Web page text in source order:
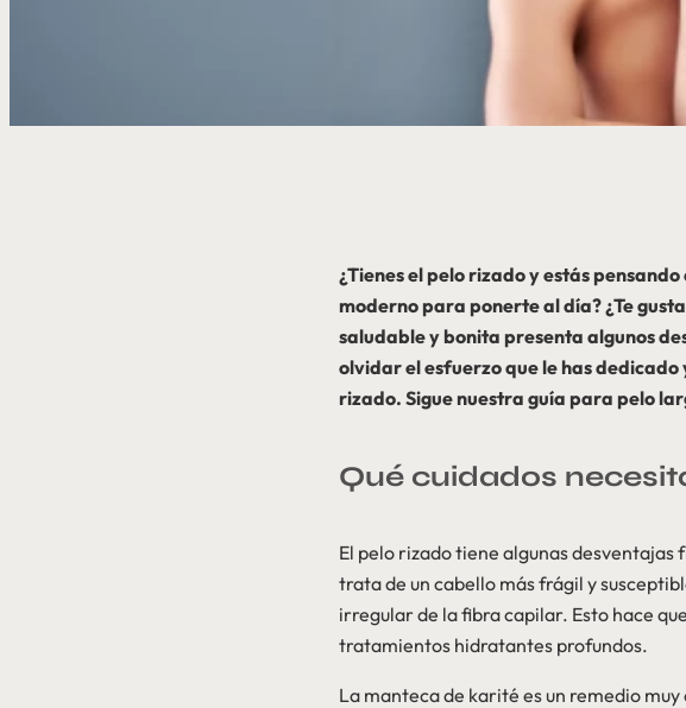
¿Tienes el pelo rizado y estás
moderno para ponerte al día? ¿Te
saludable y bonita presenta algunos
olvidar el esfuerzo que le has
rizado. Sigue nuestra guía para pelo
Qué cuidados
El pelo rizado tiene algunas
trata de un cabello más frágil y
irregular de la fibra capilar. Esto hace
tratamientos hidratantes profundos.
La manteca de karité es un remedio